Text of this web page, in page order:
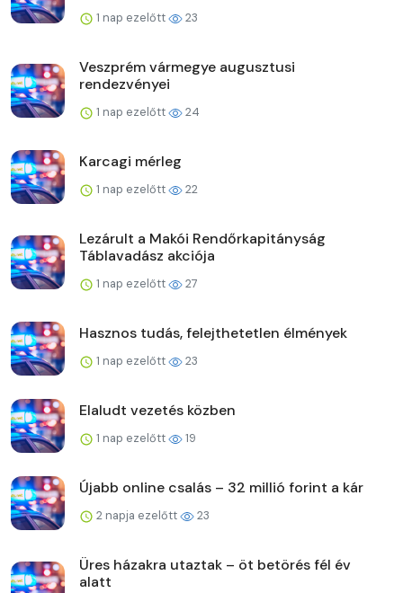
1 nap ezelőtt 23
Veszprém vármegye augusztusi
rendezvényei
1 nap ezelőtt 24
Karcagi mérleg
1 nap ezelőtt 22
Lezárult a Makói Rendőrkapitányság
Táblavadász akciója
1 nap ezelőtt 27
Hasznos tudás, felejthetetlen élmények
1 nap ezelőtt 23
Elaludt vezetés közben
1 nap ezelőtt 19
Újabb online csalás – 32 millió forint a kár
2 napja ezelőtt 23
Üres házakra utaztak – öt betörés fél év
alatt